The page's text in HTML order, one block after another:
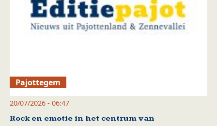
Pajottegem
20/07/2026 - 06:47
Rock en emotie in het centrum van